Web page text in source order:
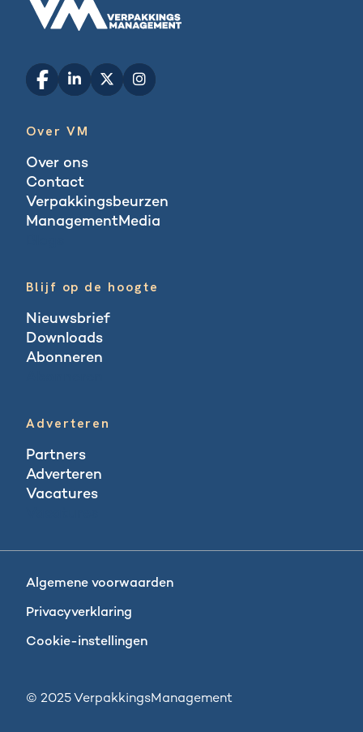
Over VM
Over ons
Contact
Verpakkingsbeurzen
ManagementMedia
Blijf op de hoogte
Nieuwsbrief
Downloads
Abonneren
Adverteren
Partners
Adverteren
Vacatures
Algemene voorwaarden
Privacyverklaring
Cookie-instellingen
© 2025 VerpakkingsManagement